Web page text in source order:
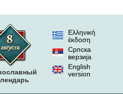
Ελληνική
έκδοση
Српска
верзиjа
English
version